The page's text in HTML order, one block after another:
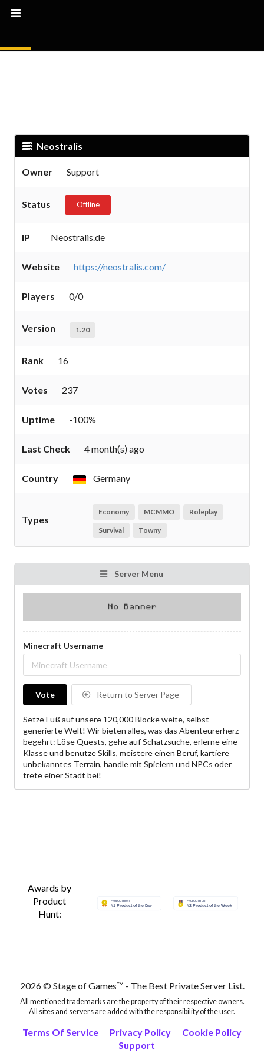
Neostralis
Owner Support
Status Offline
IP Neostralis.de
Website https://neostralis.com/
Players 0/0
Version 1.20
Rank 16
Votes 237
Uptime -100%
Last Check 4 month(s) ago
Country Germany
Types
Economy MCMMO Roleplay
Survival Towny
Server Menu
Minecraft Username
Vote Return to Server Page
Setze Fuß auf unsere 120,000 Blöcke weite, selbst
generierte Welt! Wir bieten alles, was das Abenteurerherz
begehrt: Löse Quests, gehe auf Schatzsuche, erlerne eine
Klasse und benutze Skills, meistere einen Beruf, kartiere
unbekanntes Terrain, handle mit Spielern und NPCs oder
trete einer Stadt bei!
Awards by
Product
Hunt:
2026 © Stage of Games™ - The Best Private Server List.
All mentioned trademarks are the property of their respective owners.
All sites and servers are added with the responsibility of the user.
Terms Of Service Privacy Policy
Cookie Policy
Support